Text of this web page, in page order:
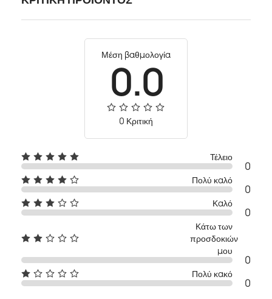
Μέση βαθμολογία
0.0
0 Κριτική
Τέλειο
0
Πολύ καλό
0
Καλό
0
Κάτω των
προσδοκιών
μου
0
Πολύ κακό
0